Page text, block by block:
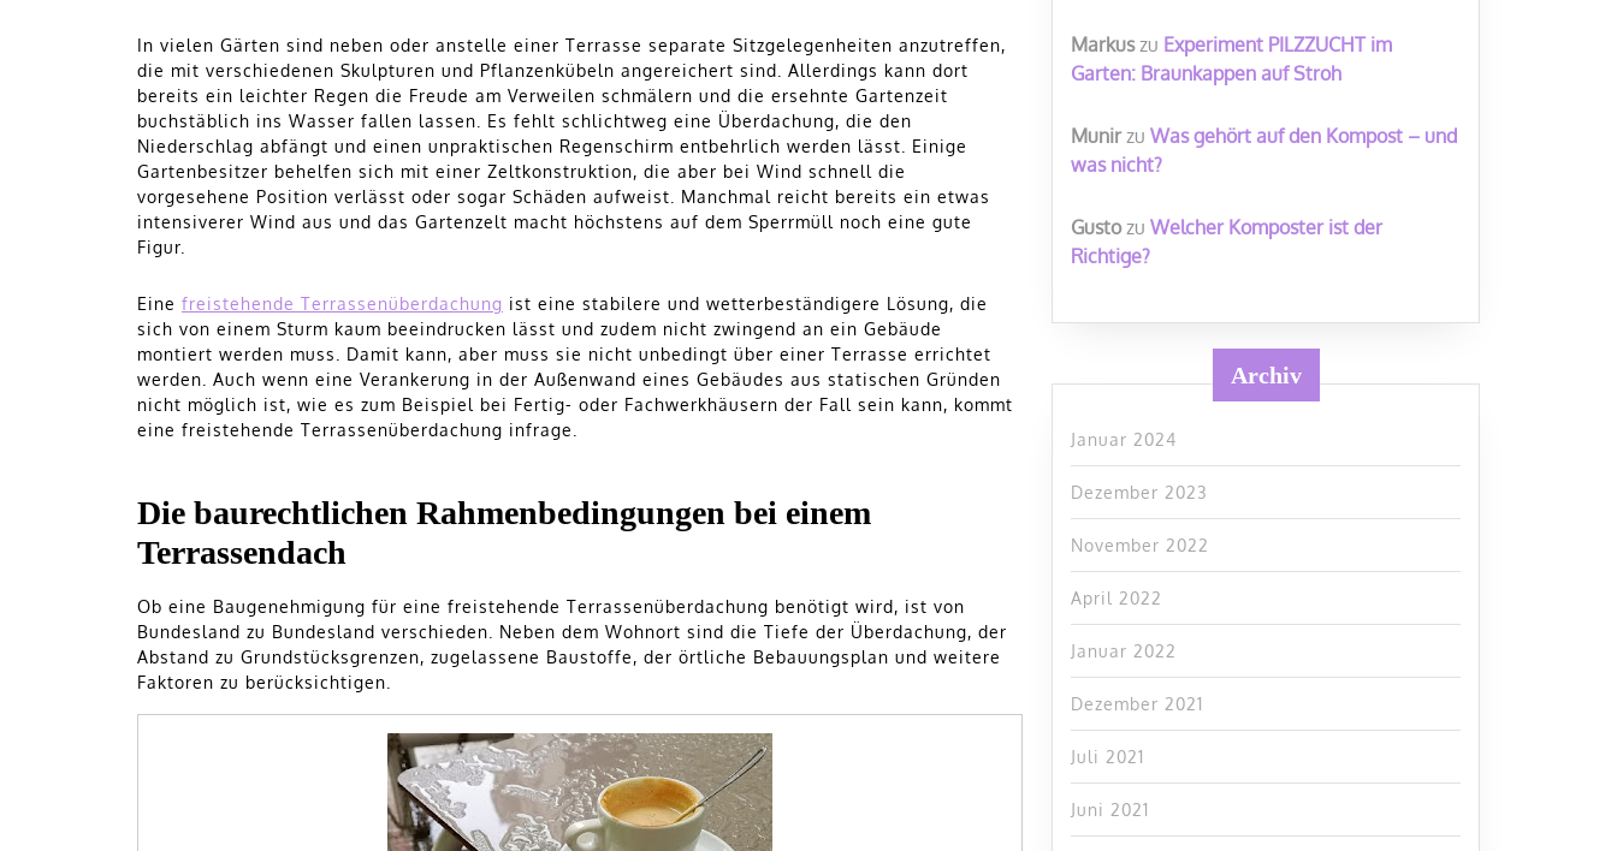
In vielen Gärten sind neben oder anstelle einer Terrasse separate Sitzgelegenheiten anzutreffen,
die mit verschiedenen Skulpturen und Pflanzenkübeln angereichert sind. Allerdings kann dort
bereits ein leichter Regen die Freude am Verweilen schmälern und die ersehnte Gartenzeit
buchstäblich ins Wasser fallen lassen. Es fehlt schlichtweg eine Überdachung, die den
Niederschlag abfängt und einen unpraktischen Regenschirm entbehrlich werden lässt. Einige
Gartenbesitzer behelfen sich mit einer Zeltkonstruktion, die aber bei Wind schnell die
vorgesehene Position verlässt oder sogar Schäden aufweist. Manchmal reicht bereits ein etwas
intensiverer Wind aus und das Gartenzelt macht höchstens auf dem Sperrmüll noch eine gute
Figur.
Eine freistehende Terrassenüberdachung ist eine stabilere und wetterbeständigere Lösung, die
sich von einem Sturm kaum beeindrucken lässt und zudem nicht zwingend an ein Gebäude
montiert werden muss. Damit kann, aber muss sie nicht unbedingt über einer Terrasse errichtet
werden. Auch wenn eine Verankerung in der Außenwand eines Gebäudes aus statischen Gründen
nicht möglich ist, wie es zum Beispiel bei Fertig- oder Fachwerkhäusern der Fall sein kann, kommt
eine freistehende Terrassenüberdachung infrage.
Die baurechtlichen Rahmenbedingungen bei einem
Terrassendach
Ob eine Baugenehmigung für eine freistehende Terrassenüberdachung benötigt wird, ist von
Bundesland zu Bundesland verschieden. Neben dem Wohnort sind die Tiefe der Überdachung, der
Abstand zu Grundstücksgrenzen, zugelassene Baustoffe, der örtliche Bebauungsplan und weitere
Faktoren zu berücksichtigen.
Markuszu Experiment PILZZUCHT im
Garten: Braunkappen auf Stroh
Munirzu Was gehört auf den Kompost – und
was nicht?
Gustozu Welcher Komposter ist der
Richtige?
Archiv
Januar 2024
Dezember 2023
November 2022
April 2022
Januar 2022
Dezember 2021
Juli 2021
Juni 2021